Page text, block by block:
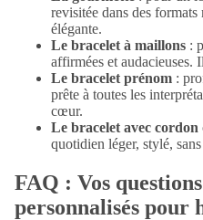
revisitée dans des
élégante.
Le bracelet à maillons :
affirmées et audacieuses.
Le bracelet prénom :
prête à toutes les
cœur.
Le bracelet avec cordon
quotidien léger, stylé,
FAQ : Vos
personnalisés pour